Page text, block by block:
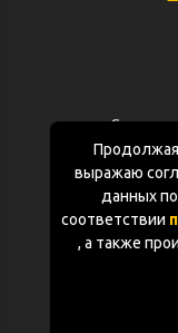
выражаю
данных
соответствии
, а также